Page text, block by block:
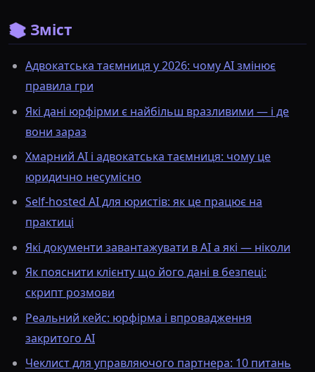
📚 Зміст
Адвокатська таємниця у 2026: чому AI змінює
правила гри
Які дані юрфірми є найбільш вразливими — і де
вони зараз
Хмарний AI і адвокатська таємниця: чому це
юридично несумісно
Self-hosted AI для юристів: як це працює на
практиці
Які документи завантажувати в AI а які — ніколи
Як пояснити клієнту що його дані в безпеці:
скрипт розмови
Реальний кейс: юрфірма і впровадження
закритого AI
Чеклист для управляючого партнера: 10 питань